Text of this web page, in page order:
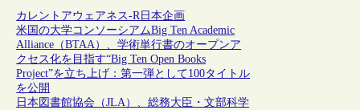
カレントアウェアネス-R日本企画
米国の大学コンソーシアムBig Ten Academic
Alliance（BTAA）、学術単行書のオープンア
クセス化を目指す“Big Ten Open Books
Project”を立ち上げ：第一弾として100タイトル
を公開
日本図書館協会（JLA）、総務大臣・文部科学